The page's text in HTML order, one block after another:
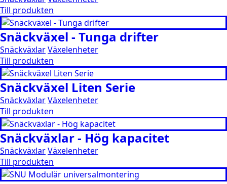
Till produkten
Snäckväxel - Tunga drifter
SnäckväxlarVäxelenheter
Till produkten
Snäckväxel Liten Serie
SnäckväxlarVäxelenheter
Till produkten
Snäckväxlar - Hög kapacitet
SnäckväxlarVäxelenheter
Till produkten